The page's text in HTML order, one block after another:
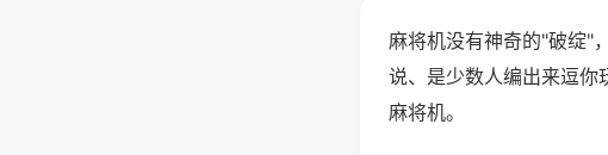
麻将机没有神奇的"破绽"
说、是少数人编出来逗你
麻将机。